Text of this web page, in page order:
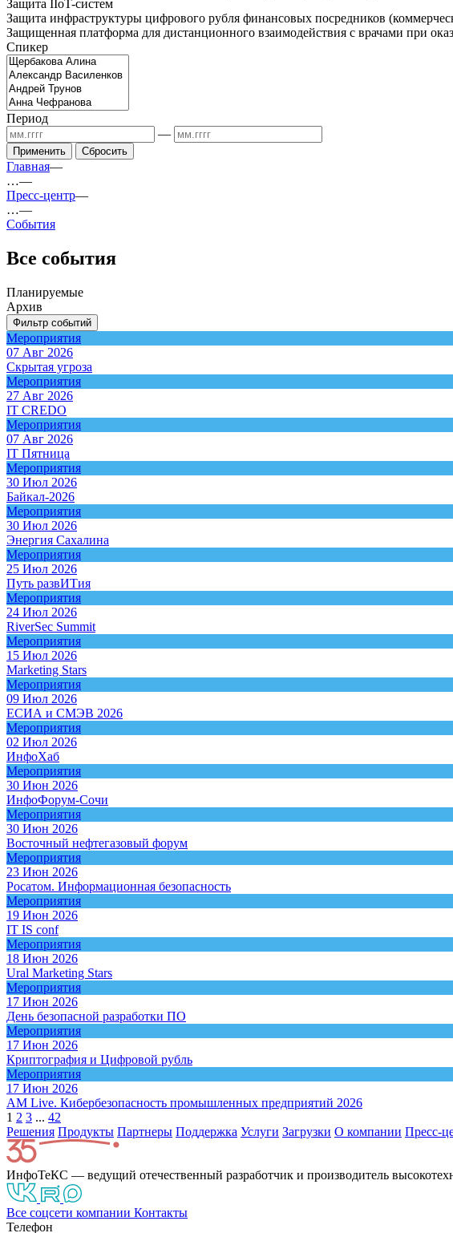
Защита IIoT-систем
Защита инфраструктуры цифрового рубля финансовых посредников
Защищенная платформа для дистанционного взаимодействия с врачами при
Спикер
Период
—
Применить Сбросить
Главная—
…—
Пресс-центр—
…—
События
Все события
Планируемые
Архив
Фильтр событий
Мероприятия
07 Авг 2026
Скрытая угроза
Мероприятия
27 Авг 2026
IT CREDO
Мероприятия
07 Авг 2026
IT Пятница
Мероприятия
30 Июл 2026
Байкал-2026
Мероприятия
30 Июл 2026
Энергия Сахалина
Мероприятия
25 Июл 2026
Путь развИТия
Мероприятия
24 Июл 2026
RiverSec Summit
Мероприятия
15 Июл 2026
Marketing Stars
Мероприятия
09 Июл 2026
ЕСИА и СМЭВ 2026
Мероприятия
02 Июл 2026
ИнфоХаб
Мероприятия
30 Июн 2026
ИнфоФорум-Сочи
Мероприятия
30 Июн 2026
Восточный нефтегазовый форум
Мероприятия
23 Июн 2026
Росатом. Информационная безопасность
Мероприятия
19 Июн 2026
IT IS conf
Мероприятия
18 Июн 2026
Ural Marketing Stars
Мероприятия
17 Июн 2026
День безопасной разработки ПО
Мероприятия
17 Июн 2026
Криптография и Цифровой рубль
Мероприятия
17 Июн 2026
AM Live. Кибербезопасность промышленных предприятий 2026
1 2 3 ... 42
Решения Продукты Партнeры Поддержка Услуги Загрузки О компании Пресс-
ИнфоТеКС — ведущий отечественный разработчик и производитель
Все соцсети компании Контакты
Телефон